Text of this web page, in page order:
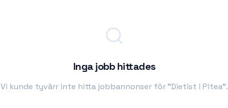
Inga jobb hittades
Vi kunde tyvärr inte hitta jobbannonser för "Dietist i Pitea".